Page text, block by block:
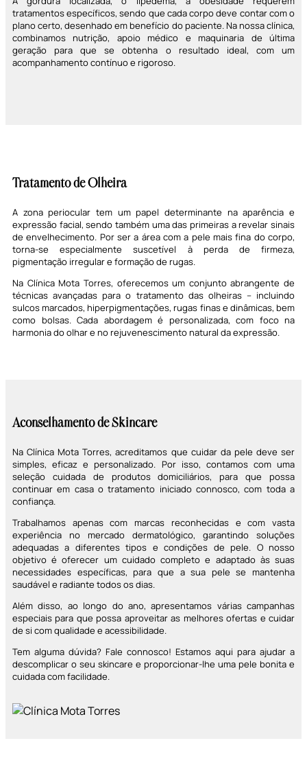
tratamentos específicos, sendo que cada corpo deve contar com o
plano certo, desenhado em benefício do paciente. Na nossa clínica,
combinamos nutrição, apoio médico e maquinaria de última
geração para que se obtenha o resultado ideal, com um
acompanhamento contínuo e rigoroso.
Tratamento de Olheira
A zona periocular tem um papel determinante na aparência e
expressão facial, sendo também uma das primeiras a revelar sinais
de envelhecimento. Por ser a área com a pele mais fina do corpo,
torna-se especialmente suscetível à perda de firmeza,
pigmentação irregular e formação de rugas.
Na Clínica Mota Torres, oferecemos um conjunto abrangente de
técnicas avançadas para o tratamento das olheiras – incluindo
sulcos marcados, hiperpigmentações, rugas finas e dinâmicas, bem
como bolsas. Cada abordagem é personalizada, com foco na
harmonia do olhar e no rejuvenescimento natural da expressão.
Aconselhamento de Skincare
Na Clínica Mota Torres, acreditamos que cuidar da pele deve ser
simples, eficaz e personalizado. Por isso, contamos com uma
seleção cuidada de produtos domiciliários, para que possa
continuar em casa o tratamento iniciado connosco, com toda a
confiança.
Trabalhamos apenas com marcas reconhecidas e com vasta
experiência no mercado dermatológico, garantindo soluções
adequadas a diferentes tipos e condições de pele. O nosso
objetivo é oferecer um cuidado completo e adaptado às suas
necessidades específicas, para que a sua pele se mantenha
saudável e radiante todos os dias.
Além disso, ao longo do ano, apresentamos várias campanhas
especiais para que possa aproveitar as melhores ofertas e cuidar
de si com qualidade e acessibilidade.
Tem alguma dúvida? Fale connosco! Estamos aqui para ajudar a
descomplicar o seu skincare e proporcionar-lhe uma pele bonita e
cuidada com facilidade.